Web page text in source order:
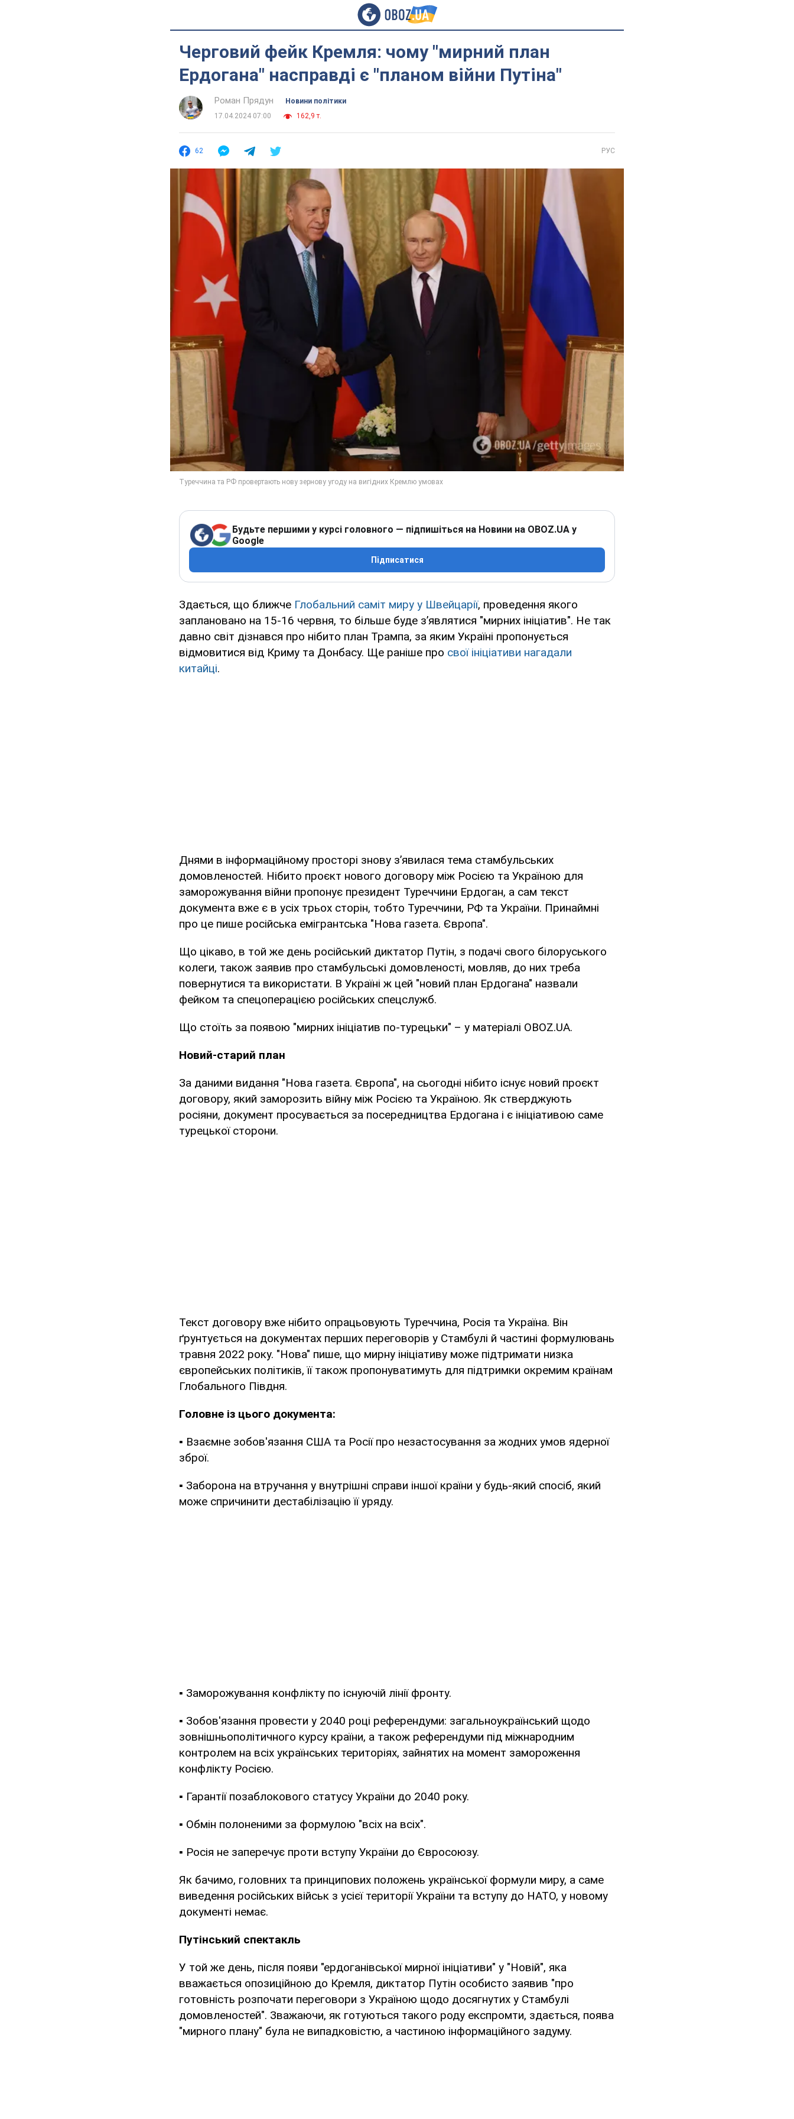
Черговий фейк Кремля: чому "мирний план
Ердогана" насправді є "планом війни Путіна"
Роман Прядун
Новини політики
17.04.2024 07:00
162,9 т.
62 РУС
Будьте першими у курсі головного — підпишіться на Новини на OBOZ.UA у
Google
Підписатися
Здається, що ближче Глобальний саміт миру у Швейцарії, проведення якого
заплановано на 15-16 червня, то більше буде з’являтися "мирних ініціатив". Не так
давно світ дізнався про нібито план Трампа, за яким Україні пропонується
відмовитися від Криму та Донбасу. Ще раніше про свої ініціативи нагадали
китайці.
Днями в інформаційному просторі знову з’явилася тема стамбульських
домовленостей. Нібито проєкт нового договору між Росією та Україною для
заморожування війни пропонує президент Туреччини Ердоган, а сам текст
документа вже є в усіх трьох сторін, тобто Туреччини, РФ та України. Принаймні
про це пише російська емігрантська "Нова газета. Європа".
Що цікаво, в той же день російський диктатор Путін, з подачі свого білоруського
колеги, також заявив про стамбульські домовленості, мовляв, до них треба
повернутися та використати. В Україні ж цей "новий план Ердогана" назвали
фейком та спецоперацією російських спецслужб.
Що стоїть за появою "мирних ініціатив по-турецьки" – у матеріалі OBOZ.UA.
Новий-старий план
За даними видання "Нова газета. Європа", на сьогодні нібито існує новий проєкт
договору, який заморозить війну між Росією та Україною. Як стверджують
росіяни, документ просувається за посередництва Ердогана і є ініціативою саме
турецької сторони.
Текст договору вже нібито опрацьовують Туреччина, Росія та Україна. Він
ґрунтується на документах перших переговорів у Стамбулі й частині формулювань
травня 2022 року. "Нова" пише, що мирну ініціативу може підтримати низка
європейських політиків, її також пропонуватимуть для підтримки окремим країнам
Глобального Півдня.
Головне із цього документа:
▪️ Взаємне зобов'язання США та Росії про незастосування за жодних умов ядерної
зброї.
▪️ Заборона на втручання у внутрішні справи іншої країни у будь-який спосіб, який
може спричинити дестабілізацію її уряду.
▪️ Заморожування конфлікту по існуючій лінії фронту.
▪️ Зобов'язання провести у 2040 році референдуми: загальноукраїнський щодо
зовнішньополітичного курсу країни, а також референдуми під міжнародним
контролем на всіх українських територіях, зайнятих на момент замороження
конфлікту Росією.
▪️ Гарантії позаблокового статусу України до 2040 року.
▪️ Обмін полоненими за формулою "всіх на всіх".
▪️ Росія не заперечує проти вступу України до Євросоюзу.
Як бачимо, головних та принципових положень української формули миру, а саме
виведення російських військ з усієї території України та вступу до НАТО, у новому
документі немає.
Путінський спектакль
У той же день, після появи "ердоганівської мирної ініціативи" у "Новій", яка
вважається опозиційною до Кремля, диктатор Путін особисто заявив "про
готовність розпочати переговори з Україною щодо досягнутих у Стамбулі
домовленостей". Зважаючи, як готуються такого роду експромти, здається, поява
"мирного плану" була не випадковістю, а частиною інформаційного задуму.